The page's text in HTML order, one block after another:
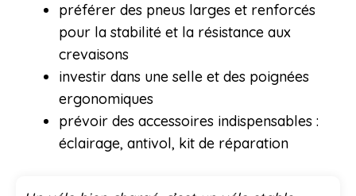
préférer des pneus larges et renforcés
pour la stabilité et la résistance aux
crevaisons
investir dans une selle et des poignées
ergonomiques
prévoir des accessoires indispensables :
éclairage, antivol, kit de réparation